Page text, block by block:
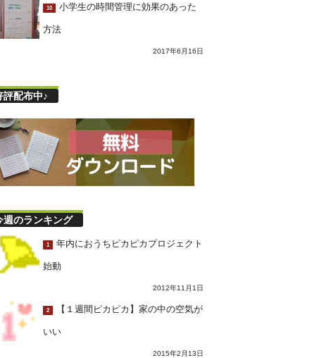
10 小学生の時間管理に効果のあった
方法
2017年6月16日
評配布中♪
週のランキング
1 年内におうちピカピカプロジェクト
始動
2012年11月1日
2 【１週間ピカピカ】家の中の空気が
いい
2015年2月13日